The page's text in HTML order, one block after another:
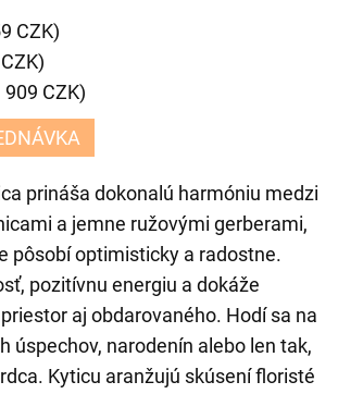
CZK)
CZK)
prináša dokonalú harmóniu medzi
a jemne ružovými gerberami,
pôsobí optimisticky a radostne.
pozitívnu energiu a dokáže
aj obdarovaného. Hodí sa na
úspechov, narodenín alebo len tak,
Kyticu aranžujú skúsení floristé